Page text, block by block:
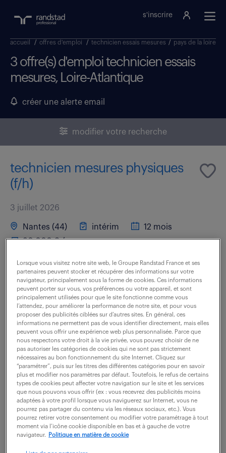
s'inscrire
accueil / offres d'emploi / technicien essais mesures / pays de la loire
3 offre(s) d'emploi technicien essais
mesures, Loire-Atlantique
créer une alerte email
modifier votre recherche
technicien mesures physiques
(f/h)
3 juillet 2026
Nantes (44) intérim
12 mois
30 000 € / an
A ce titre, vous réalisez sur des pièces antivibratoires
automobiles, des essais de caractérisation statique et
dynamique ou des essais de fatigue suivant les
demandes projets. Vous assurez la...
voir l'offre
technicien essai (f/h)
17 juin 2026
Montoir De Bretagne (44)
6 mois
26 000 € / mois
Lorsque vous visitez notre site web, le Groupe Randstad France et ses
partenaires peuvent stocker et récupérer des informations sur votre
navigateur, principalement sous la forme de cookies. Ces informations
peuvent porter sur vous, vos préférences ou votre appareil, et sont
principalement utilisées pour que le site fonctionne comme vous
l’attendez, pour améliorer la performance de notre site, et pour vous
proposer des publicités ciblées sur d’autres sites. En général, ces
informations ne permettent pas de vous identifier directement, mais elles
peuvent vous offrir une expérience web plus personnalisée. Parce que
nous respectons votre droit à la vie privée, vous pouvez choisir de ne
pas autoriser les catégories de cookies qui ne sont pas strictement
nécessaires au bon fonctionnement du site Internet. Cliquez sur
“paramétrer”, puis sur les titres des différentes catégories pour en savoir
plus et modifier nos paramètres par défaut. Toutefois, le refus de certains
types de cookies peut affecter votre navigation sur le site et les services
que nous pouvons vous offrir (ex : vous recevrez des publicités moins
adaptées à votre profil lorsque vous naviguerez sur Internet, vous ne
pourrez pas partager du contenu via les réseaux sociaux, etc.). Vous
pourrez retirer votre consentement ou modifier votre paramétrage à tout
moment via l’icône cookie disponible en bas et à gauche de votre
navigateur.
Politique en matière de cookie